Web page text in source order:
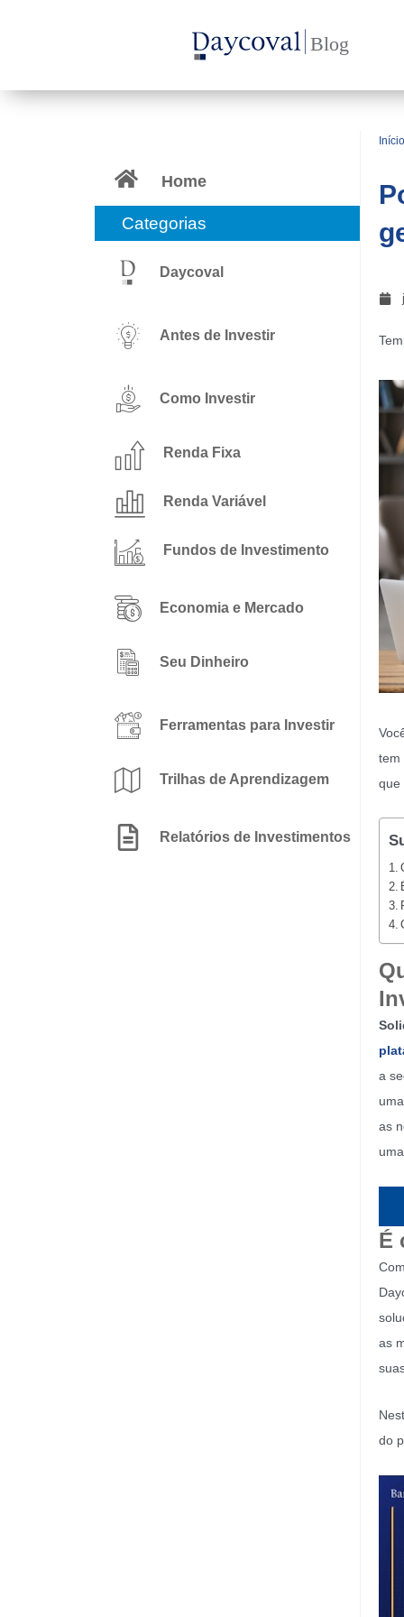
Home
Categorias
Daycoval
Antes de Investir
Como Investir
Renda Fixa
Renda Variável
Fundos de Investimento
Economia e Mercado
Seu Dinheiro
Ferramentas para Investir
Trilhas de Aprendizagem
Relatórios de Investimentos
Início
tem
que
a
as
É
as
do